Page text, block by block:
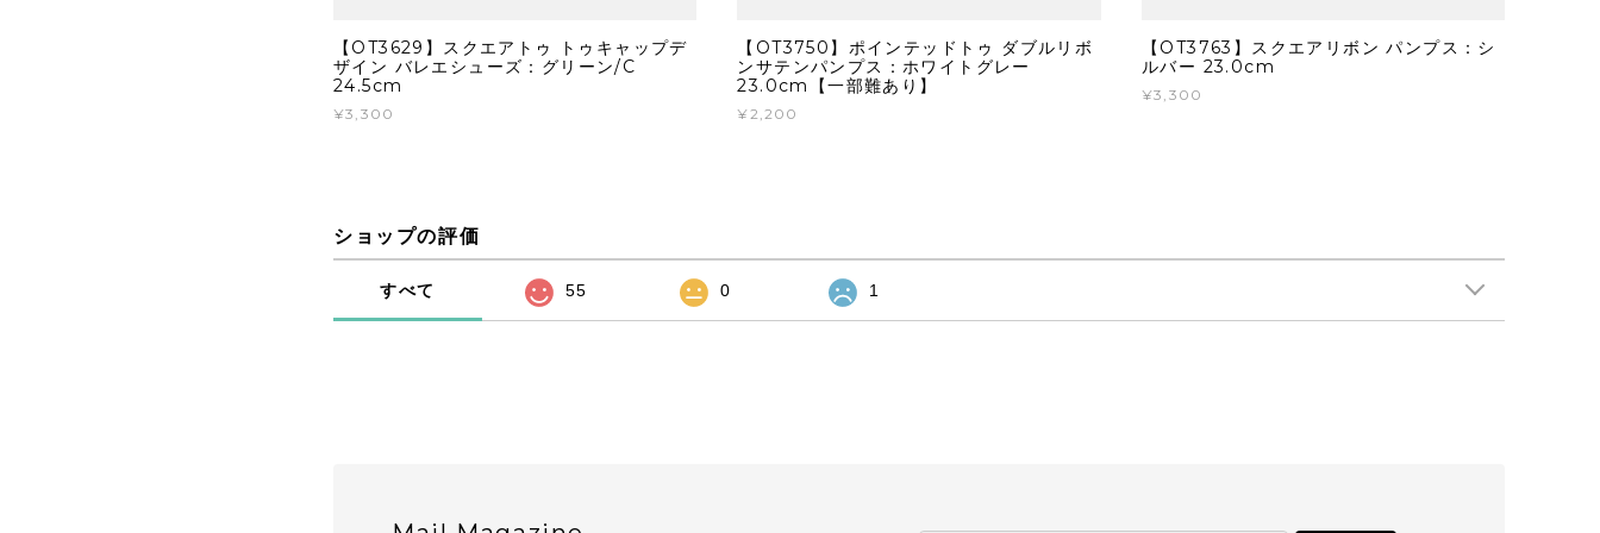
【OT3629】スクエアトゥ トゥキャップデ
ザイン バレエシューズ：グリーン/C
24.5cm
¥3,300
【OT3750】ポインテッドトゥ ダブルリボ
ンサテンパンプス：ホワイトグレー
23.0cm【一部難あり】
¥2,200
【OT3763】スクエアリボン パンプス：シ
ルバー 23.0cm
¥3,300
ショップの評価
すべて 55 0 1